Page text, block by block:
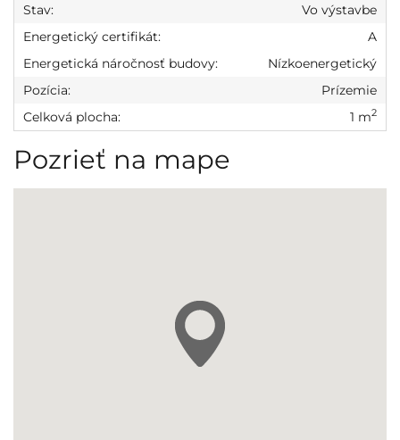
Stav:
Vo výstavbe
Energetický certifikát:
A
Energetická náročnosť budovy:
Nízkoenergetický
Pozícia:
Prízemie
Celková plocha:
1 m2
Pozrieť na mape